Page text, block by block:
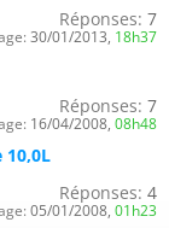
Réponses: 7
30/01/2013, 18h37
Réponses: 7
16/04/2008, 08h48
Réponses: 4
05/01/2008, 01h23